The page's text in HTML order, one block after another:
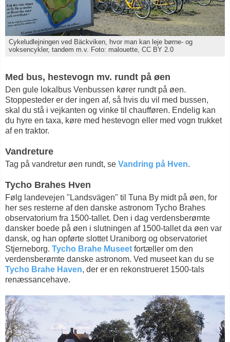
Cykeludlejningen ved Bäckviken, hvor man kan leje børne- og
voksencykler, tandem m.v. Foto: malouette, CC BY 2.0
Med bus, hestevogn mv. rundt på øen
Den gule lokalbus Venbussen kører rundt på øen.
Stoppesteder er der ingen af, så hvis du vil med bussen,
skal du stå i vejkanten og vinke til chaufføren. Endelig kan
du hyre en taxa, køre med hestevogn eller med vogn trukket
af en traktor.
Vandreture
Tag på vandretur øen rundt, se Vandring på Hven.
Tycho Brahes Hven
Følg landevejen "Landsvägen" til Tuna By midt på øen, for
her ses resterne af den danske astronom Tycho Brahes
observatorium fra 1500-tallet. Den i dag verdensberømte
dansker boede på øen i slutningen af 1500-tallet da øen var
dansk, og han opførte slottet Uraniborg og observatoriet
Stjerneborg. Tycho Brahe Museet fortæller om den
verdensberømte danske astronom. Ved museet kan du se
Tycho Brahe Haven, der er en rekonstrueret 1500-tals
renæssancehave.